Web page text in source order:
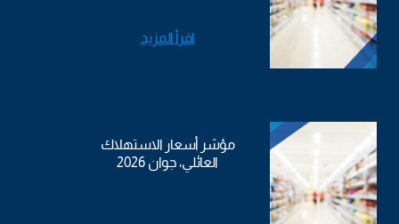
اقرأ المزيد
مؤشر أسعار الاستهلاك
العائلي، جوان 2026